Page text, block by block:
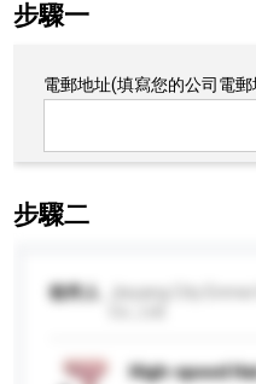
步驟一
電郵地址(填寫您的公司電
步驟二
收件人
High-speed